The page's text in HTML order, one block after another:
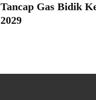
Tancap Gas Bidik
2029